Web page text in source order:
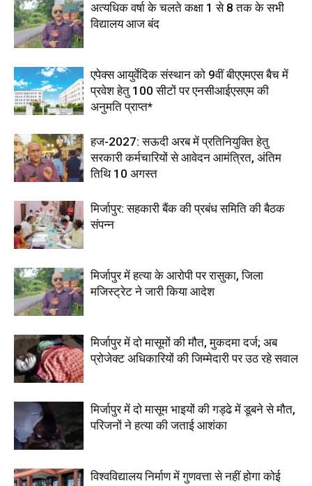
अत्यधिक वर्षा के चलते कक्षा 1 से 8 तक के सभी
विद्यालय आज बंद
एपेक्स आयुर्वेदिक संस्थान को 9वीं बीएएमएस बैच में
प्रवेश हेतु 100 सीटों पर एनसीआईएसएम की
अनुमति प्राप्त*
हज-2027: सऊदी अरब में प्रतिनियुक्ति हेतु
सरकारी कर्मचारियों से आवेदन आमंत्रित, अंतिम
तिथि 10 अगस्त
मिर्जापुर: सहकारी बैंक की प्रबंध समिति की बैठक
संपन्न
मिर्जापुर में हत्या के आरोपी पर रासुका, जिला
मजिस्ट्रेट ने जारी किया आदेश
मिर्जापुर में दो मासूमों की मौत, मुकदमा दर्ज; अब
प्रोजेक्ट अधिकारियों की जिम्मेदारी पर उठ रहे सवाल
मिर्जापुर में दो मासूम भाइयों की गड्ढे में डूबने से मौत,
परिजनों ने हत्या की जताई आशंका
विश्वविद्यालय निर्माण में गुणवत्ता से नहीं होगा कोई